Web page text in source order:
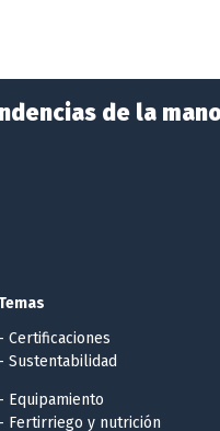
de la
- Certificaciones
- Sustentabilidad
- Equipamiento
- Fertirriego y nutrición